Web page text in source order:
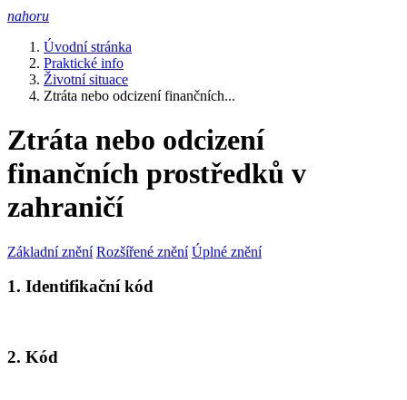
nahoru
Úvodní stránka
Praktické info
Životní situace
Ztráta nebo odcizení finančních...
Ztráta nebo odcizení
finančních prostředků v
zahraničí
Základní znění Rozšířené znění Úplné znění
1. Identifikační kód
2. Kód